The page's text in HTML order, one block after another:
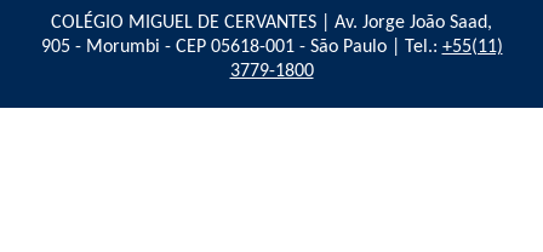
COLÉGIO MIGUEL DE CERVANTES | Av. Jorge João Saad,
905 - Morumbi - CEP 05618-001 - São Paulo | Tel.: +55(11)
3779-1800